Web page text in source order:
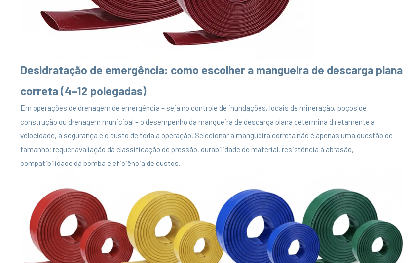
Desidratação de emergência: como escolher a mangueira de descarga plana
correta (4–12 polegadas)
Em operações de drenagem de emergência – seja no controle de inundações, locais de mineração, poços de
construção ou drenagem municipal – o desempenho da mangueira de descarga plana determina diretamente a
velocidade, a segurança e o custo de toda a operação. Selecionar a mangueira correta não é apenas uma questão de
tamanho; requer avaliação da classificação de pressão, durabilidade do material, resistência à abrasão,
compatibilidade da bomba e eficiência de custos.